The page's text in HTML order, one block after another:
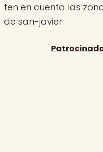
ten en cuenta las
de san-javier.